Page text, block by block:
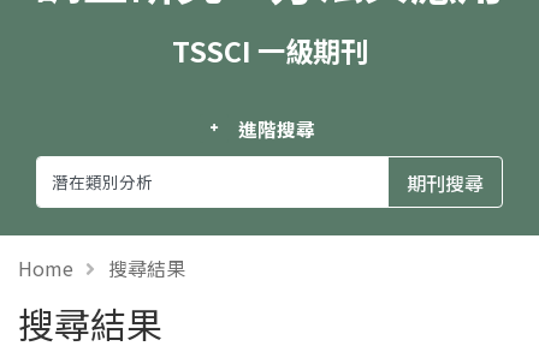
TSSCI 一級期刊
進階搜尋
Home 搜尋結果
搜尋結果